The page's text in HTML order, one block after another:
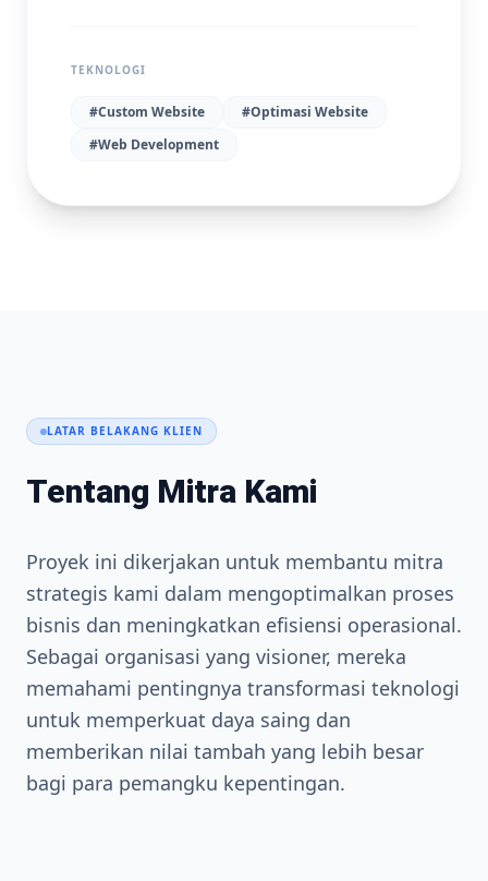
TEKNOLOGI
#Custom Website #Optimasi Website
#Web Development
LATAR BELAKANG KLIEN
Tentang Mitra Kami
Proyek ini dikerjakan untuk membantu mitra
strategis kami dalam mengoptimalkan proses
bisnis dan meningkatkan efisiensi operasional.
Sebagai organisasi yang visioner, mereka
memahami pentingnya transformasi teknologi
untuk memperkuat daya saing dan
memberikan nilai tambah yang lebih besar
bagi para pemangku kepentingan.